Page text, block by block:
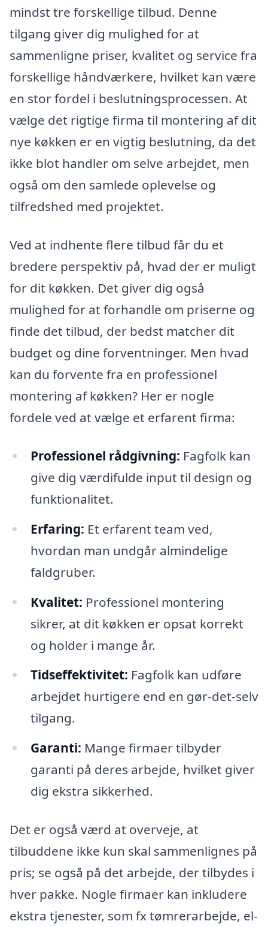
mindst tre forskellige tilbud. Denne
tilgang giver dig mulighed for at
sammenligne priser, kvalitet og service fra
forskellige håndværkere, hvilket kan være
en stor fordel i beslutningsprocessen. At
vælge det rigtige firma til montering af dit
nye køkken er en vigtig beslutning, da det
ikke blot handler om selve arbejdet, men
også om den samlede oplevelse og
tilfredshed med projektet.
Ved at indhente flere tilbud får du et
bredere perspektiv på, hvad der er muligt
for dit køkken. Det giver dig også
mulighed for at forhandle om priserne og
finde det tilbud, der bedst matcher dit
budget og dine forventninger. Men hvad
kan du forvente fra en professionel
montering af køkken? Her er nogle
fordele ved at vælge et erfarent firma:
Professionel rådgivning: Fagfolk kan
give dig værdifulde input til design og
funktionalitet.
Erfaring: Et erfarent team ved,
hvordan man undgår almindelige
faldgruber.
Kvalitet: Professionel montering
sikrer, at dit køkken er opsat korrekt
og holder i mange år.
Tidseffektivitet: Fagfolk kan udføre
arbejdet hurtigere end en gør-det-selv
tilgang.
Garanti: Mange firmaer tilbyder
garanti på deres arbejde, hvilket giver
dig ekstra sikkerhed.
Det er også værd at overveje, at
tilbuddene ikke kun skal sammenlignes på
pris; se også på det arbejde, der tilbydes i
hver pakke. Nogle firmaer kan inkludere
ekstra tjenester, som fx tømrerarbejde, el-